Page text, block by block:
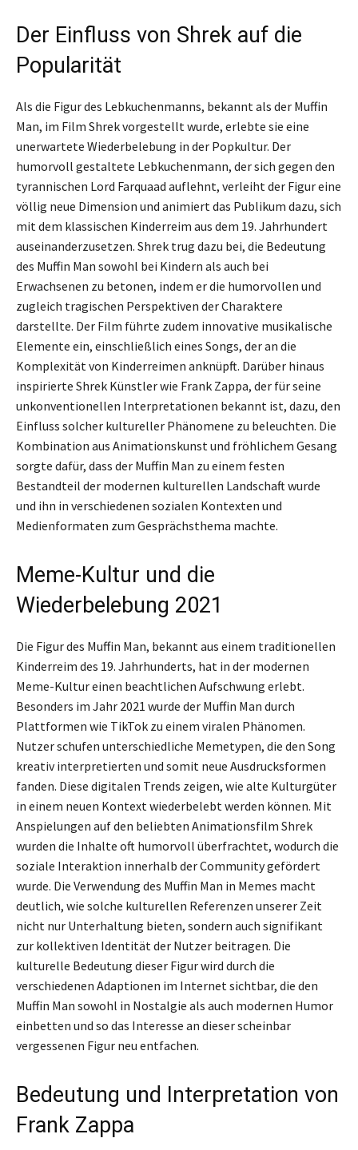
Der Einfluss von Shrek auf die
Popularität
Als die Figur des Lebkuchenmanns, bekannt als der Muffin
Man, im Film Shrek vorgestellt wurde, erlebte sie eine
unerwartete Wiederbelebung in der Popkultur. Der
humorvoll gestaltete Lebkuchenmann, der sich gegen den
tyrannischen Lord Farquaad auflehnt, verleiht der Figur eine
völlig neue Dimension und animiert das Publikum dazu, sich
mit dem klassischen Kinderreim aus dem 19. Jahrhundert
auseinanderzusetzen. Shrek trug dazu bei, die Bedeutung
des Muffin Man sowohl bei Kindern als auch bei
Erwachsenen zu betonen, indem er die humorvollen und
zugleich tragischen Perspektiven der Charaktere
darstellte. Der Film führte zudem innovative musikalische
Elemente ein, einschließlich eines Songs, der an die
Komplexität von Kinderreimen anknüpft. Darüber hinaus
inspirierte Shrek Künstler wie Frank Zappa, der für seine
unkonventionellen Interpretationen bekannt ist, dazu, den
Einfluss solcher kultureller Phänomene zu beleuchten. Die
Kombination aus Animationskunst und fröhlichem Gesang
sorgte dafür, dass der Muffin Man zu einem festen
Bestandteil der modernen kulturellen Landschaft wurde
und ihn in verschiedenen sozialen Kontexten und
Medienformaten zum Gesprächsthema machte.
Meme-Kultur und die
Wiederbelebung 2021
Die Figur des Muffin Man, bekannt aus einem traditionellen
Kinderreim des 19. Jahrhunderts, hat in der modernen
Meme-Kultur einen beachtlichen Aufschwung erlebt.
Besonders im Jahr 2021 wurde der Muffin Man durch
Plattformen wie TikTok zu einem viralen Phänomen.
Nutzer schufen unterschiedliche Memetypen, die den Song
kreativ interpretierten und somit neue Ausdrucksformen
fanden. Diese digitalen Trends zeigen, wie alte Kulturgüter
in einem neuen Kontext wiederbelebt werden können. Mit
Anspielungen auf den beliebten Animationsfilm Shrek
wurden die Inhalte oft humorvoll überfrachtet, wodurch die
soziale Interaktion innerhalb der Community gefördert
wurde. Die Verwendung des Muffin Man in Memes macht
deutlich, wie solche kulturellen Referenzen unserer Zeit
nicht nur Unterhaltung bieten, sondern auch signifikant
zur kollektiven Identität der Nutzer beitragen. Die
kulturelle Bedeutung dieser Figur wird durch die
verschiedenen Adaptionen im Internet sichtbar, die den
Muffin Man sowohl in Nostalgie als auch modernen Humor
einbetten und so das Interesse an dieser scheinbar
vergessenen Figur neu entfachen.
Bedeutung und Interpretation von
Frank Zappa